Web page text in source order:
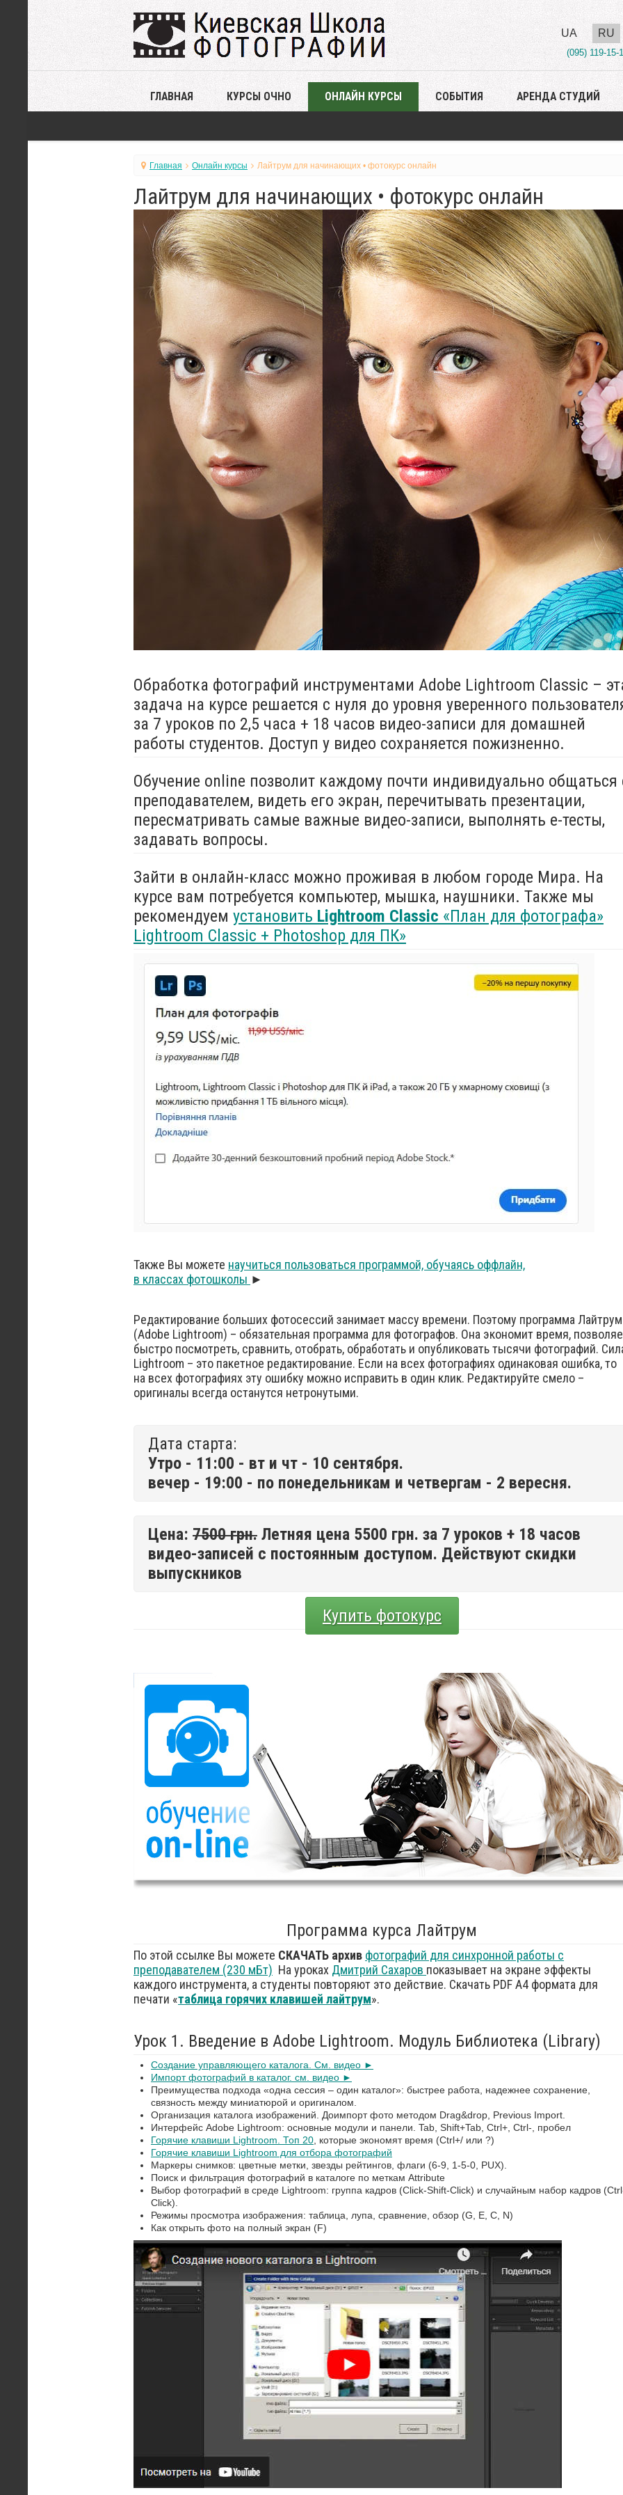
UA RU
(095) 119-15-
ГЛАВНАЯ КУРСЫ ОЧНО ОНЛАЙН КУРСЫ СОБЫТИЯ АРЕНДА СТУДИЙ
Главная Онлайн курсы Лайтрум для начинающих • фотокурс онлайн
Лайтрум для начинающих • фотокурс онлайн
Обработка фотографий инструментами Adobe Lightroom Classic –
задача на курсе решается с нуля до уровня уверенного
за 7 уроков по 2,5 часа + 18 часов видео-записи для домашней
работы студентов. Доступ у видео сохраняется пожизненно.
Обучение online позволит каждому почти индивидуально общаться
преподавателем, видеть его экран, перечитывать презентации,
пересматривать самые важные видео-записи, выполнять e-тесты,
задавать вопросы.
Зайти в онлайн-класс можно проживая в любом городе Мира. На
курсе вам потребуется компьютер, мышка, наушники. Также мы
рекомендуем установить Lightroom Classic «План для фотографа»
Lightroom Classic + Photoshop для ПК»
Также Вы можете научиться пользоваться программой, обучаясь оффлайн,
в классах фотошколы ►
Редактирование больших фотосессий занимает массу времени. Поэтому программа Лайтрум
(Adobe Lightroom) – обязательная программа для фотографов. Она экономит время,
быстро посмотреть, сравнить, отобрать, обработать и опубликовать тысячи фотографий.
Lightroom – это пакетное редактирование. Если на всех фотографиях одинаковая ошибка, то
на всех фотографиях эту ошибку можно исправить в один клик. Редактируйте смело –
оригиналы всегда останутся нетронутыми.
Дата старта:
Утро - 11:00 - вт и чт - 10 сентября.
вечер - 19:00 - по понедельникам и четвергам - 2 вересня.
Цена: 7500 грн. Летняя цена 5500 грн. за 7 уроков + 18 часов
видео-записей с постоянным доступом. Действуют скидки
выпускников
Купить фотокурс
Программа курса Лайтрум
По этой ссылке Вы можете СКАЧАТЬ архив фотографий для синхронной работы с
преподавателем (230 мБт) На уроках Дмитрий Сахаров показывает на экране эффекты
каждого инструмента, а студенты повторяют это действие. Cкачать PDF А4 формата для
печати «таблица горячих клавишей лайтрум».
Урок 1. Введение в Adobe Lightroom. Модуль Библиотека (Library)
Создание управляющего каталога. См. видео ►
Импорт фотографий в каталог. см. видео ►
Преимущества подхода «одна сессия – один каталог»: быстрее работа, надежнее сохранение,
связность между миниатюрой и оригиналом.
Организация каталога изображений. Доимпорт фото методом Drag&drop, Previous Import.
Интерфейс Adobe Lightroom: основные модули и панели. Tab, Shift+Tab, Ctrl+, Ctrl-, пробел
Горячие клавиши Lightroom. Топ 20 , которые экономят время (Ctrl+/ или ?)
Горячие клавиши Lightroom для отбора фотографий
Маркеры снимков: цветные метки, звезды рейтингов, флаги (6-9, 1-5-0, PUX).
Поиск и фильтрация фотографий в каталоге по меткам Attribute
Выбор фотографий в среде Lightroom: группа кадров (Click-Shift-Click) и случайным набор кадров
Click).
Режимы просмотра изображения: таблица, лупа, сравнение, обзор (G, E, C, N)
Как открыть фото на полный экран (F)